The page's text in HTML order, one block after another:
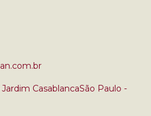
Jardim CasablancaSão Paulo -